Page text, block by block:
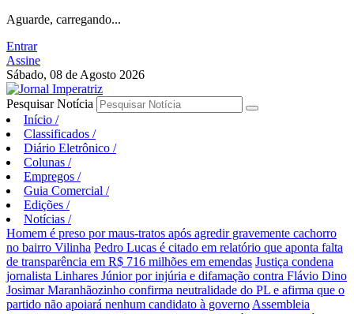
Aguarde, carregando...
Entrar
Assine
Sábado, 08 de Agosto 2026
Pesquisar Notícia
Início /
Classificados /
Diário Eletrônico /
Colunas /
Empregos /
Guia Comercial /
Edições /
Notícias /
Homem é preso por maus-tratos após agredir gravemente cachorro
no bairro Vilinha Pedro Lucas é citado em relatório que aponta falta
de transparência em R$ 716 milhões em emendas Justiça condena
jornalista Linhares Júnior por injúria e difamação contra Flávio Dino
Josimar Maranhãozinho confirma neutralidade do PL e afirma que o
partido não apoiará nenhum candidato à governo Assembleia